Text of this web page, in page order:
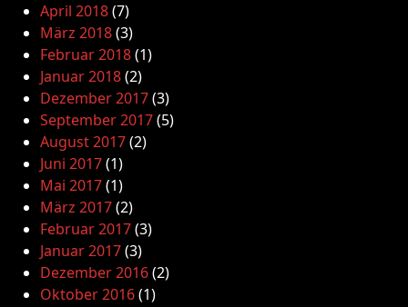
April 2018(7)
März 2018(3)
Februar 2018(1)
Januar 2018(2)
Dezember 2017(3)
September 2017(5)
August 2017(2)
Juni 2017(1)
Mai 2017(1)
März 2017(2)
Februar 2017(3)
Januar 2017(3)
Dezember 2016(2)
Oktober 2016(1)